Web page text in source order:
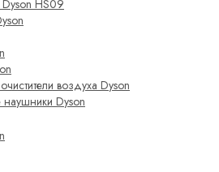
Dyson HS09
воздуха Dyson
Dyson